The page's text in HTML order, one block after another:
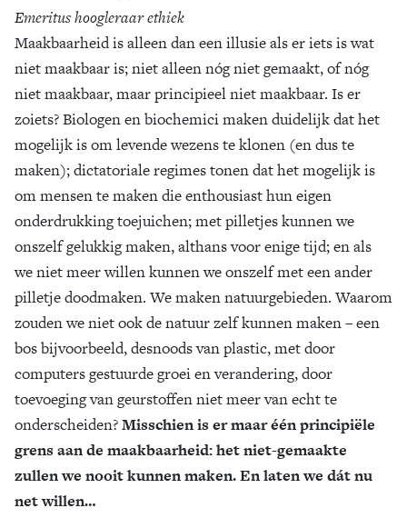
Emeritus hoogleraar ethiek
Maakbaarheid is alleen dan een illusie als er iets is wat
niet maakbaar is; niet alleen nóg niet gemaakt, of nóg
niet maakbaar, maar principieel niet maakbaar. Is er
zoiets? Biologen en biochemici maken duidelijk dat het
mogelijk is om levende wezens te klonen (en dus te
maken); dictatoriale regimes tonen dat het mogelijk is
om mensen te maken die enthousiast hun eigen
onderdrukking toejuichen; met pilletjes kunnen we
onszelf gelukkig maken, althans voor enige tijd; en als
we niet meer willen kunnen we onszelf met een ander
pilletje doodmaken. We maken natuurgebieden. Waarom
zouden we niet ook de natuur zelf kunnen maken – een
bos bijvoorbeeld, desnoods van plastic, met door
computers gestuurde groei en verandering, door
toevoeging van geurstoffen niet meer van echt te
onderscheiden?Misschien is er maar één principiële
grens aan de maakbaarheid: het niet-gemaakte
zullen we nooit kunnen maken. En laten we dát nu
net willen…